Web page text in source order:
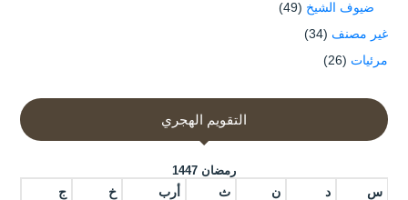
ضيوف الشيخ (49)
غير مصنف (34)
مرئيات (26)
التقويم الهجري
رمضان 1447
س د ن ث أرب خ ج